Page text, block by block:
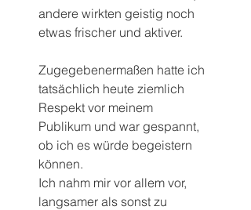
andere wirkten geistig noch
etwas frischer und aktiver.
Zugegebenermaßen hatte ich
tatsächlich heute ziemlich
Respekt vor meinem
Publikum und war gespannt,
ob ich es würde begeistern
können.
Ich nahm mir vor allem vor,
langsamer als sonst zu